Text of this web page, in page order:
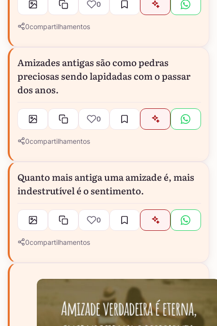
0
0compartilhamentos
Amizades antigas são como pedras
preciosas sendo lapidadas com o passar
dos anos.
0
0compartilhamentos
Quanto mais antiga uma amizade é, mais
indestrutível é o sentimento.
0
0compartilhamentos